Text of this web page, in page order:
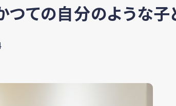
つての自分のような